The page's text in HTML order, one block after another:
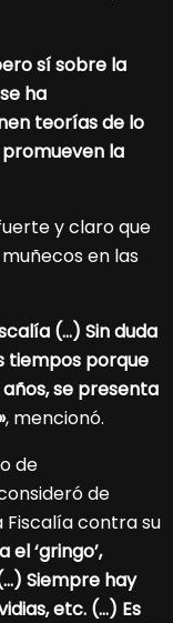
sí sobre la
ha
teorías de lo
la
y claro que
en las
(…) Sin duda
tiempos porque
se presenta
, mencionó.
de
de
contra su
‘gringo’,
Siempre hay
etc. (…) Es